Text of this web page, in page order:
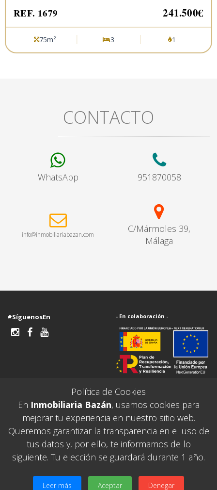
24h
Política de Cookies
En Inmobiliaria Bazán, usamos cookies para
mejorar tu experiencia en nuestro sitio web.
Queremos garantizar la transparencia en el uso de
tus datos y, por ello, te informamos de lo
siguiente. Tu elección se guardará durante 1 año.
Leer más Aceptar Denegar
REF. 1679 241.500€
75m² 3 1
CONTACTO
WhatsApp 951870058
info@inmobiliariabazan.com
C/Mármoles 39,
Málaga
#SíguenosEn
- Contacto -
WhatsApp
+34 951 87 00 58 (24h)
Admin +34672594724 (L-V de 10 a 19.30)
info@inmobiliariabazan.com
C/Mármoles 39, Málaga
- Transacción -
Venta en Málaga
Alquiler en Málaga
Traspaso en Málaga
Reforma en Málaga
¿Cuánto vale mi casa?
- En colaboración -